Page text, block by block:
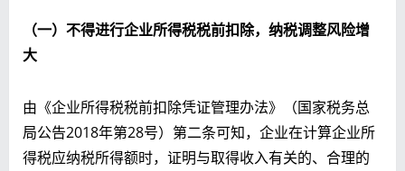
（一）不得进行企业所得税税前扣除，纳税调整风险增
大
由《企业所得税税前扣除凭证管理办法》（国家税务总
局公告2018年第28号）第二条可知，企业在计算企业所
得税应纳税所得额时，证明与取得收入有关的、合理的